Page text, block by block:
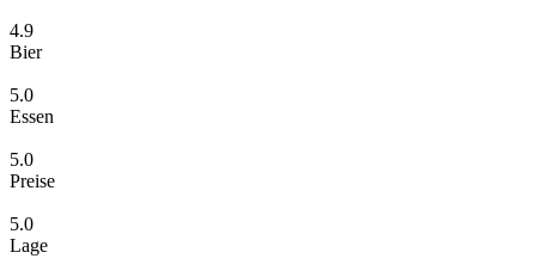
4.9
Bier
5.0
Essen
5.0
Preise
5.0
Lage